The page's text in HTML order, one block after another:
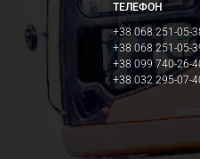
ТЕЛЕФОН
+38 068 251-05-
+38 068 251-05-
+38 099 740-26-
+38 032 295-07-